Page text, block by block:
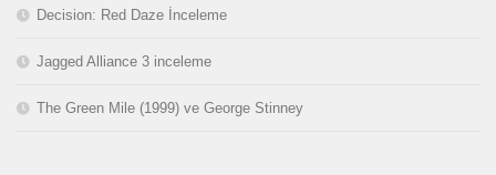
Decision: Red Daze İnceleme
Jagged Alliance 3 inceleme
The Green Mile (1999) ve George Stinney